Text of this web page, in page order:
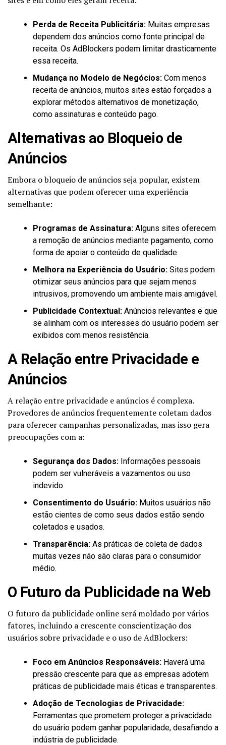
Perda de Receita Publicitária: Muitas empresas
dependem dos anúncios como fonte principal de
receita. Os AdBlockers podem limitar drasticamente
essa receita.
Mudança no Modelo de Negócios: Com menos
receita de anúncios, muitos sites estão forçados a
explorar métodos alternativos de monetização,
como assinaturas e conteúdo pago.
Alternativas ao Bloqueio de
Anúncios
Embora o bloqueio de anúncios seja popular, existem
alternativas que podem oferecer uma experiência
semelhante:
Programas de Assinatura: Alguns sites oferecem
a remoção de anúncios mediante pagamento, como
forma de apoiar o conteúdo de qualidade.
Melhora na Experiência do Usuário: Sites podem
otimizar seus anúncios para que sejam menos
intrusivos, promovendo um ambiente mais amigável.
Publicidade Contextual: Anúncios relevantes e que
se alinham com os interesses do usuário podem ser
exibidos com menos resistência.
A Relação entre Privacidade e
Anúncios
A relação entre privacidade e anúncios é complexa.
Provedores de anúncios frequentemente coletam dados
para oferecer campanhas personalizadas, mas isso gera
preocupações com a:
Segurança dos Dados: Informações pessoais
podem ser vulneráveis a vazamentos ou uso
indevido.
Consentimento do Usuário: Muitos usuários não
estão cientes de como seus dados estão sendo
coletados e usados.
Transparência: As práticas de coleta de dados
muitas vezes não são claras para o consumidor
médio.
O Futuro da Publicidade na Web
O futuro da publicidade online será moldado por vários
fatores, incluindo a crescente conscientização dos
usuários sobre privacidade e o uso de AdBlockers:
Foco em Anúncios Responsáveis: Haverá uma
pressão crescente para que as empresas adotem
práticas de publicidade mais éticas e transparentes.
Adoção de Tecnologias de Privacidade:
Ferramentas que prometem proteger a privacidade
do usuário podem ganhar popularidade, desafiando a
indústria de publicidade.